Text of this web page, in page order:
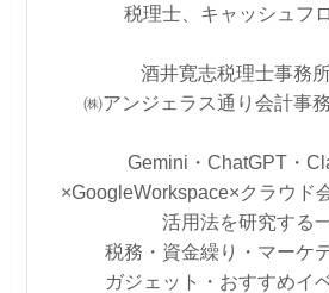
税理士、キャッシュフ
酒井寛志税理士事務
㈱アンジェラス通り会計事
Gemini・ChatGPT・
×GoogleWorkspace×クラウド
活用法を研究する一
税務・資金繰り・マーケ
ガジェット・おすすめイ